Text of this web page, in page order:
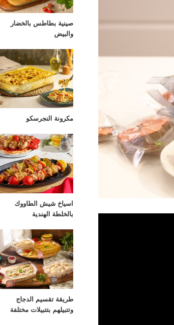
صينية بطاطس بالخضار
والبيض
مكرونة النجرسكو
اسياخ شيش الطاووك
بالخلطة الهندية
طريقة تقسيم الدجاج
وتتبيلهم بتتبيلات مختلفة